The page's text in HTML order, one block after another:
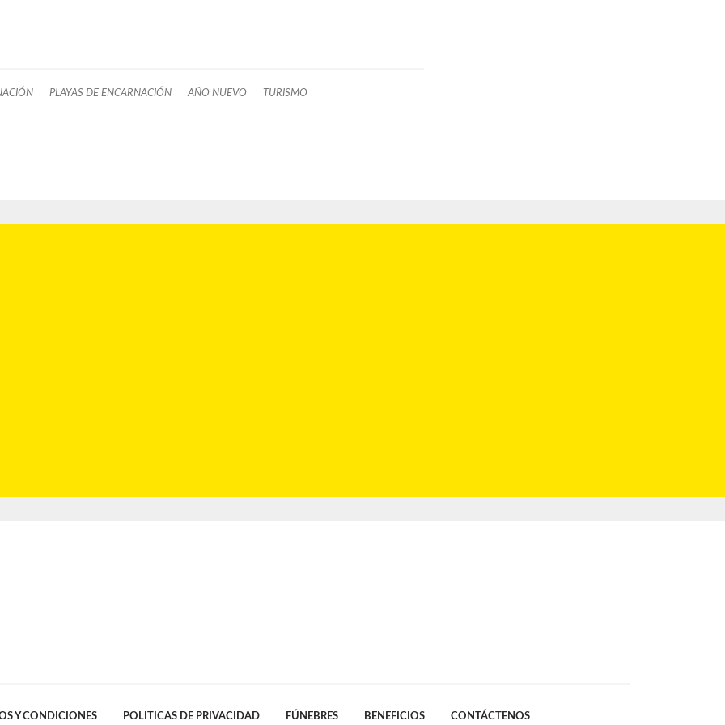
PLAYAS DE ENCARNACIÓN AÑO NUEVO TURISMO
Y CONDICIONES POLITICAS DE PRIVACIDAD FÚNEBRES BENEFICIOS CONTÁCTENOS